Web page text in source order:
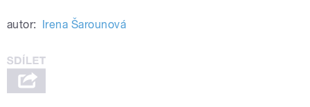
autor: Irena Šarounová